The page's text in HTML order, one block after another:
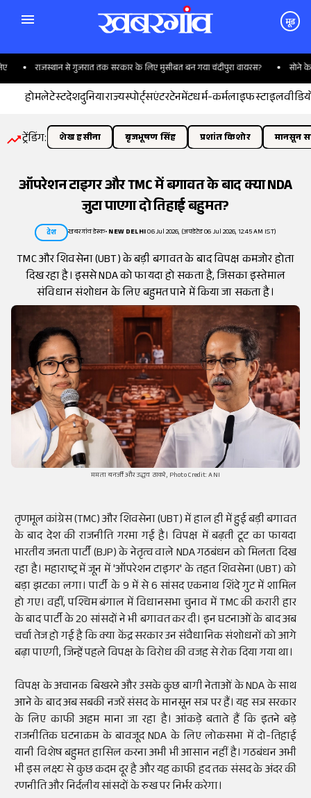
मूड
राजस्थान से गुजरात तक सरकार के लिए मुसीबत बन गया चंदीपुरा वायरस? सोने के कड़े
होमलेटेस्टदेशदुनियाराज्यस्पोर्ट्सएंटरटेनमेंटधर्म-कर्मलाइफस्टाइल
ट्रेंडिंग: शेख हसीना बृजभूषण सिंह प्रशांत किशोर मानसून
ऑपरेशन टाइगर और TMC में बगावत के बाद क्या NDA
जुटा पाएगा दो तिहाई बहुमत?
देश खबरगांव डेस्क•NEW DELHI06 Jul 2026, (अपडेटेड 06 Jul 2026, 12:45 AM IST)
TMC और शिवसेना (UBT) के बड़ी बगावत के बाद विपक्ष कमजोर होता
दिख रहा है। इससे NDA को फायदा हो सकता है, जिसका इस्तेमाल
संविधान संशोधन के लिए बहुमत पाने में किया जा सकता है।
ममता बनर्जी और उद्धव ठाकरे, Photo Credit: ANI
तृणमूल कांग्रेस (TMC) और शिवसेना (UBT) में हाल ही में हुई बड़ी बगावत
के बाद देश की राजनीति गरमा गई है। विपक्ष में बढ़ती टूट का फायदा
भारतीय जनता पार्टी (BJP) के नेतृत्व वाले NDA गठबंधन को मिलता दिख
रहा है। महाराष्ट्र में जून में 'ऑपरेशन टाइगर' के तहत शिवसेना (UBT) को
बड़ा झटका लगा। पार्टी के 9 में से 6 सांसद एकनाथ शिंदे गुट में शामिल
हो गए। वहीं, पश्चिम बंगाल में विधानसभा चुनाव में TMC की करारी हार
के बाद पार्टी के 20 सांसदों ने भी बगावत कर दी। इन घटनाओं के बाद अब
चर्चा तेज हो गई है कि क्या केंद्र सरकार उन संवैधानिक संशोधनों को आगे
बढ़ा पाएगी, जिन्हें पहले विपक्ष के विरोध की वजह से रोक दिया गया था।
विपक्ष के अचानक बिखरने और उसके कुछ बागी नेताओं के NDA के साथ
आने के बाद अब सबकी नजरें संसद के मानसून सत्र पर हैं। यह सत्र सरकार
के लिए काफी अहम माना जा रहा है। आंकड़े बताते हैं कि इतने बड़े
राजनीतिक घटनाक्रम के बावजूद NDA के लिए लोकसभा में दो-तिहाई
यानी विशेष बहुमत हासिल करना अभी भी आसान नहीं है। गठबंधन अभी
भी इस लक्ष्य से कुछ कदम दूर है और यह काफी हद तक संसद के अंदर की
रणनीति और निर्दलीय सांसदों के रुख पर निर्भर करेगा।